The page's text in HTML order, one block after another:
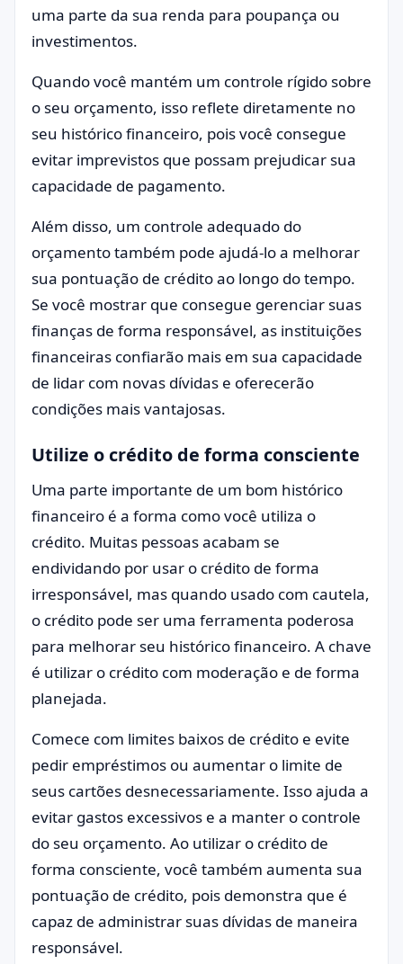
uma parte da sua renda para poupança ou
investimentos.
Quando você mantém um controle rígido sobre
o seu orçamento, isso reflete diretamente no
seu histórico financeiro, pois você consegue
evitar imprevistos que possam prejudicar sua
capacidade de pagamento.
Além disso, um controle adequado do
orçamento também pode ajudá-lo a melhorar
sua pontuação de crédito ao longo do tempo.
Se você mostrar que consegue gerenciar suas
finanças de forma responsável, as instituições
financeiras confiarão mais em sua capacidade
de lidar com novas dívidas e oferecerão
condições mais vantajosas.
Utilize o crédito de forma consciente
Uma parte importante de um bom histórico
financeiro é a forma como você utiliza o
crédito. Muitas pessoas acabam se
endividando por usar o crédito de forma
irresponsável, mas quando usado com cautela,
o crédito pode ser uma ferramenta poderosa
para melhorar seu histórico financeiro. A chave
é utilizar o crédito com moderação e de forma
planejada.
Comece com limites baixos de crédito e evite
pedir empréstimos ou aumentar o limite de
seus cartões desnecessariamente. Isso ajuda a
evitar gastos excessivos e a manter o controle
do seu orçamento. Ao utilizar o crédito de
forma consciente, você também aumenta sua
pontuação de crédito, pois demonstra que é
capaz de administrar suas dívidas de maneira
responsável.